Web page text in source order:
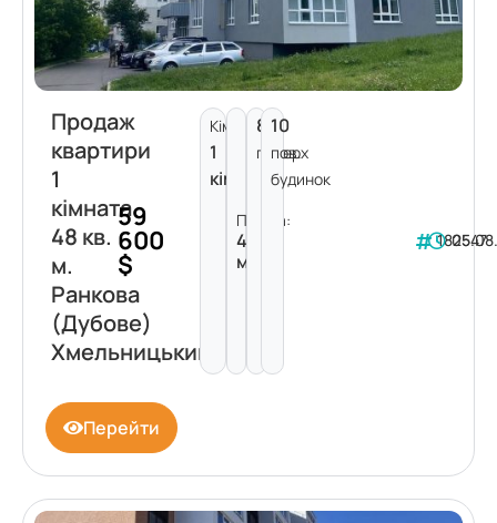
Продаж
квартири
1
кімната
48 кв.
м.
Ранкова
(Дубове)
Хмельницький
59
600
$
Кімнат:
1
кімната
Площа:
48
м²
8
поверх
10
пов.
будинок
182547
Перейти